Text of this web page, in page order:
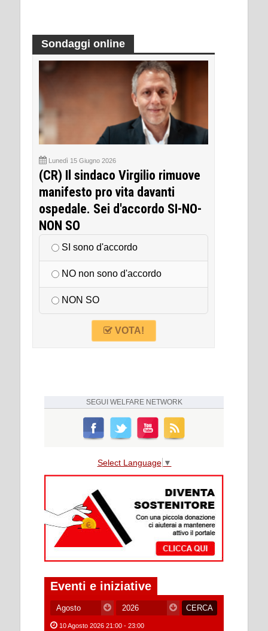
Sondaggi online
Lunedì 15 Giugno 2026
(CR) Il sindaco Virgilio rimuove
manifesto pro vita davanti
ospedale. Sei d'accordo SI-NO-
NON SO
SI sono d'accordo
NO non sono d'accordo
NON SO
VOTA!
SEGUI WELFARE NETWORK
Select Language ▼
Eventi e iniziative
10 Agosto 2026 21:00 - 23:00